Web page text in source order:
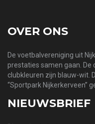
OVER ONS
De voetbalvereniging uit
prestaties samen gaan. De
clubkleuren zijn blauw-wit.
“Sportpark Nijkerkerveen”
NIEUWSBRIEF